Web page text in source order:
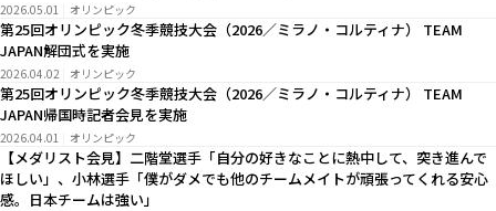
2026.05.01 オリンピック
第25回オリンピック冬季競技大会（2026／ミラノ・コルティナ） TEAM
JAPAN解団式を実施
2026.04.02 オリンピック
第25回オリンピック冬季競技大会（2026／ミラノ・コルティナ） TEAM
JAPAN帰国時記者会見を実施
2026.04.01 オリンピック
【メダリスト会見】二階堂選手「自分の好きなことに熱中して、突き進んで
ほしい」、小林選手「僕がダメでも他のチームメイトが頑張ってくれる安心
感。日本チームは強い」